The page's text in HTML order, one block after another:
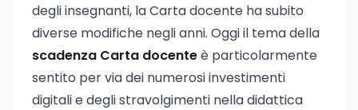
degli insegnanti, la Carta docente ha subito
diverse modifiche negli anni. Oggi il tema della
scadenza Carta docenteè particolarmente
sentito per via dei numerosi investimenti
digitali e degli stravolgimenti nella didattica